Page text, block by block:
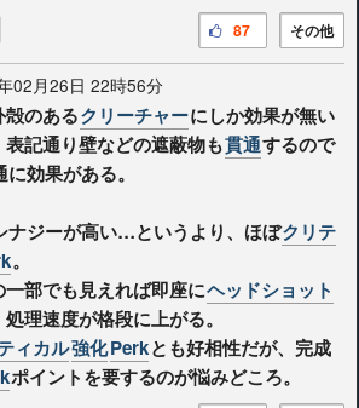
その他
87
02月26日 22時56分
のあるクリーチャーにしか効果が無い
記通り壁などの遮蔽物も貫通するので
効果がある。
ナジーが高い…というより、ほぼクリテ
。
部でも見えれば即座にヘッドショット
理速度が格段に上がる。
ィカル強化Perkとも好相性だが、完成
ポイントを要するのが悩みどころ。